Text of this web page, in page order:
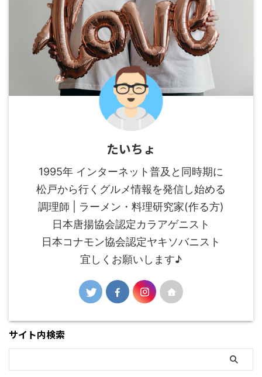
たいちょ
1995年 インターネット普及と同時期に
松戸から行くグルメ情報を発信し始める
調理師 | ラーメン・料理研究家(作る方)
日本唐揚協会認定カラアゲニスト
日本コナモン協会認定ヤキソバニスト
宜しくお願いします♪
サイト内検索